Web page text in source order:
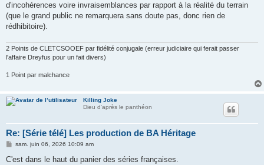
a
g
d'incohérences voire invraisemblances par rapport à la réalité du terrain
(que le grand public ne remarquera sans doute pas, donc rien de
rédhibitoire).
2 Points de CLETCSOOEF par fidélité conjugale (erreur judiciaire qui ferait passer
l'affaire Dreyfus pour un fait divers)
1 Point par malchance
Killing Joke
Dieu d'après le panthéon
Re: [Série télé] Les production de BA Héritage
M
s
sam. juin 06, 2026 10:09 am
C'est dans le haut du panier des séries françaises.